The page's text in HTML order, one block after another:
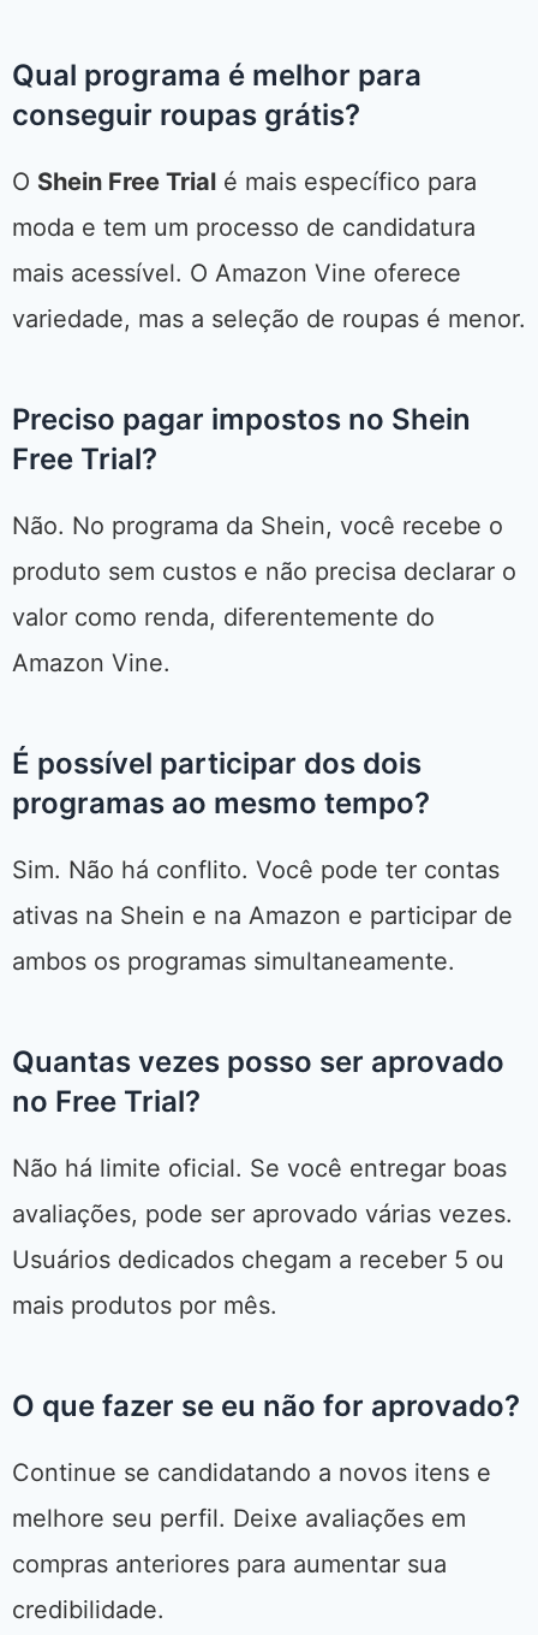
Qual programa é melhor para
conseguir roupas grátis?
O Shein Free Trial é mais específico para
moda e tem um processo de candidatura
mais acessível. O Amazon Vine oferece
variedade, mas a seleção de roupas é menor.
Preciso pagar impostos no Shein
Free Trial?
Não. No programa da Shein, você recebe o
produto sem custos e não precisa declarar o
valor como renda, diferentemente do
Amazon Vine.
É possível participar dos dois
programas ao mesmo tempo?
Sim. Não há conflito. Você pode ter contas
ativas na Shein e na Amazon e participar de
ambos os programas simultaneamente.
Quantas vezes posso ser aprovado
no Free Trial?
Não há limite oficial. Se você entregar boas
avaliações, pode ser aprovado várias vezes.
Usuários dedicados chegam a receber 5 ou
mais produtos por mês.
O que fazer se eu não for aprovado?
Continue se candidatando a novos itens e
melhore seu perfil. Deixe avaliações em
compras anteriores para aumentar sua
credibilidade.